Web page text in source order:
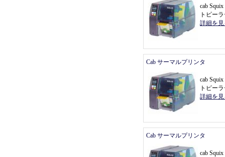
cab
トピー
詳細を
Cab サーマルプリンタ
cab
トピー
詳細を
Cab サーマルプリンタ
cab